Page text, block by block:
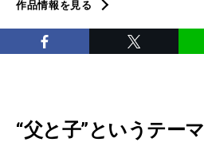
作品情報を見る
“父と子”というテーマ